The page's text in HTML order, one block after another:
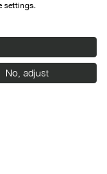
settings.
No, adjust